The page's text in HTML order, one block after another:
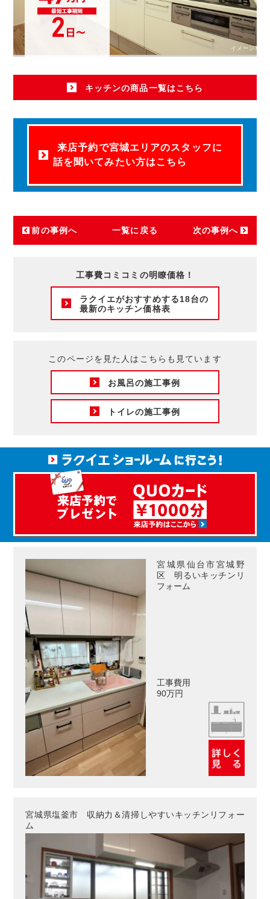
イメージ写真
キッチンの商品一覧はこちら
来店予約で宮城エリアのスタッフに
話を聞いてみたい方はこちら
前の事例へ 一覧に戻る 次の事例へ
工事費コミコミの明瞭価格！
ラクイエがおすすめする18台の
最新のキッチン価格表
このページを見た人はこちらも見ています
お風呂の施工事例
トイレの施工事例
宮城県仙台市宮城野
区 明るいキッチンリ
フォーム
工事費用
90万円
宮城県塩釜市 収納力＆清掃しやすいキッチンリフォー
ム